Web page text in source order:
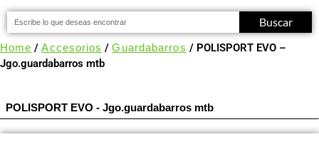
Buscar
Home /Accesorios /Guardabarros / POLISPORT EVO –
Jgo.guardabarros mtb
POLISPORT EVO - Jgo.guardabarros mtb